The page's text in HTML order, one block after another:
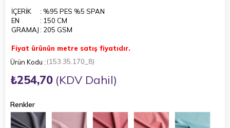
İÇERİK
: %95 PES %5 SPAN
EN
: 150 CM
GRAMAJ: 205 GSM
Fiyat ürünün metre satış fiyatıdır.
(153.35.170_8)
₺254,70 (KDV Dahil)
Renkler